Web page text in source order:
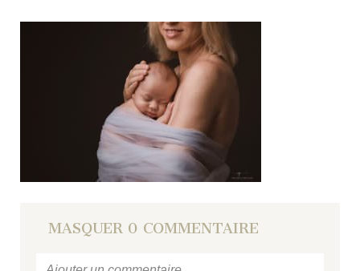
MASQUER 0 COMMENTAIRE